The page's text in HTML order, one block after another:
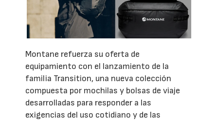
Montane refuerza su oferta de
equipamiento con el lanzamiento de la
familia Transition, una nueva colección
compuesta por mochilas y bolsas de viaje
desarrolladas para responder a las
exigencias del uso cotidiano y de las